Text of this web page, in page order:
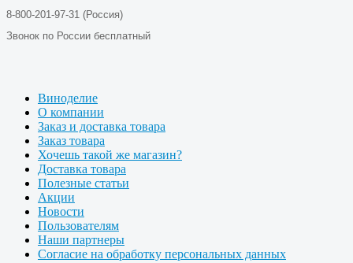
8-800-201-97-31 (Россия)
Звонок по России бесплатный
Виноделие
О компании
Заказ и доставка товара
Заказ товара
Хочешь такой же магазин?
Доставка товара
Полезные статьи
Акции
Новости
Пользователям
Наши партнеры
Согласие на обработку персональных данных